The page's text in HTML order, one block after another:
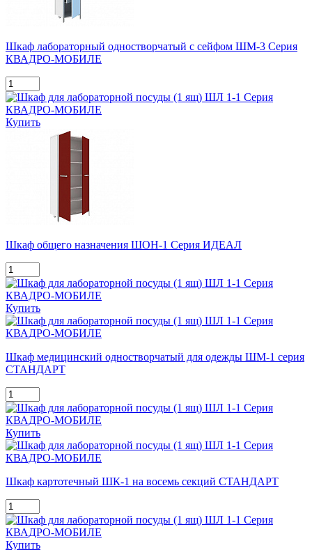
Шкаф лабораторный одностворчатый с сейфом ШМ-3 Серия
КВАДРО-МОБИЛЕ
Купить
Шкаф общего назначения ШОН-1 Серия ИДЕАЛ
Купить
Шкаф медицинский одностворчатый для одежды ШМ-1 серия
СТАНДАРТ
Купить
Шкаф картотечный ШК-1 на восемь секций СТАНДАРТ
Купить